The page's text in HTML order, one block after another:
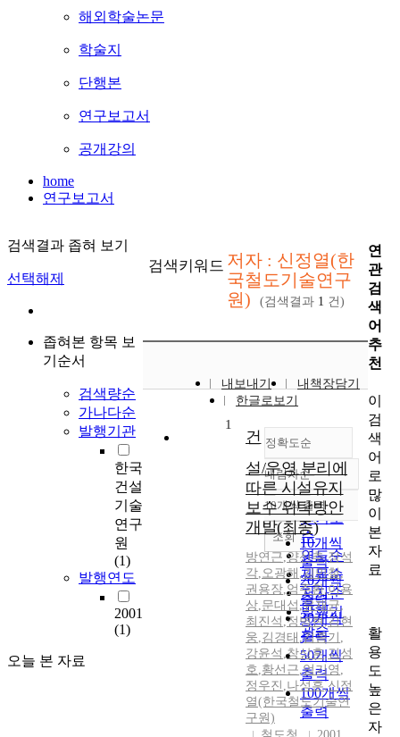
해외학술논문
학술지
단행본
연구보고서
공개강의
home
연구보고서
검색결과 좁혀 보기
선택해제
좁혀본 항목 보
기순서
검색량순
가나다순
발행기관
한국
건설
기술
연구
원
(1)
발행연도
2001
(1)
오늘 본 자료
검색키워드 저자 : 신정열(한
국철도기술연구
원)
(검색결과 1 건)
내보내기
내책장담기
한글로보기
정확도순
정확도
순
인기도
순
연도순
제목순
저자순
발행기
관순
내림차순
내림차순
10개씩 출력
10개씩
출력
20개씩
출력
30개씩
출력
50개씩
출력
100개씩
출력
조회
1
건
설/운영 분리에
따른 시설유지
보수 위탁방안
개발(최종)
방연근,양신추,장석
각,오광해 ,김민철,
권용장,엄주환,이용
상,문대섭 ,유재균,
최진석 ,정병현,김현
웅,김경태 ,김종기 ,
강윤석 ,창상훈,김성
호,황선근,엄기영 ,
정우진 ,나성훈,신정
열(한국철도기술연
구원)
연
관
검
색
어
추
천
이
검
색
어
로
많
이
본
자
료
활
용
도
높
은
자